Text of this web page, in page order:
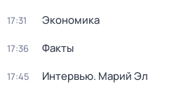
17:31 Экономика
17:36 Факты
17:45 Интервью. Марий Эл